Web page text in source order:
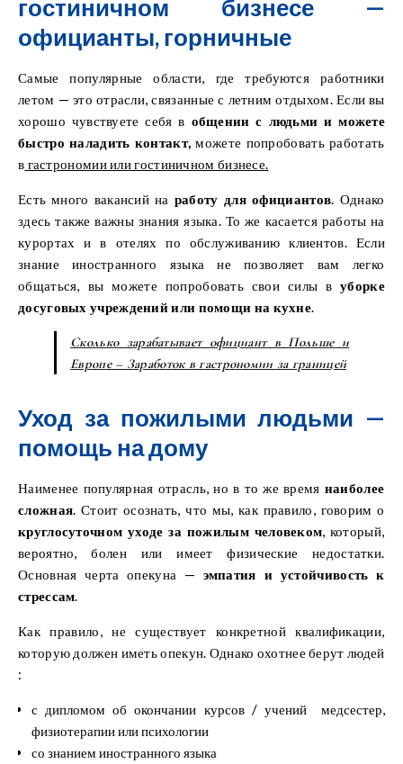
гостиничном бизнесе —
официанты, горничные
Самые популярные области, где требуются работники
летом — это отрасли, связанные с летним отдыхом. Если вы
хорошо чувствуете себя в общении с людьми и можете
быстро наладить контакт, можете попробовать работать
в гастрономии или гостиничном бизнесе.
Есть много вакансий на работу для официантов. Однако
здесь также важны знания языка. То же касается работы на
курортах и ​​в отелях по обслуживанию клиентов. Если
знание иностранного языка не позволяет вам легко
общаться, вы можете попробовать свои силы вуборке
досуговых учреждений или помощи на кухне.
Сколько зарабатывает официант в Польше и
Европе – Заработок в гастрономии за границей
Уход за пожилыми людьми —
помощь на дому
Наименее популярная отрасль, но в то же время наиболее
сложная. Стоит осознать, что мы, как правило, говорим о
круглосуточном уходе за пожилым человеком, который,
вероятно, болен или имеет физические недостатки.
Основная черта опекуна — эмпатия и устойчивость к
стрессам.
Как правило, не существует конкретной квалификации,
которую должен иметь опекун. Однако охотнее берут людей
:
с дипломом об окончании курсов / учений медсестер,
физиотерапии или психологии
со знанием иностранного языка